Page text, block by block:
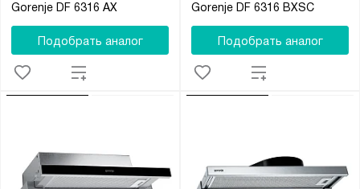
Gorenje DF 6316 AX
Подобрать аналог
Gorenje DF 6316 BXSC
Подобрать аналог